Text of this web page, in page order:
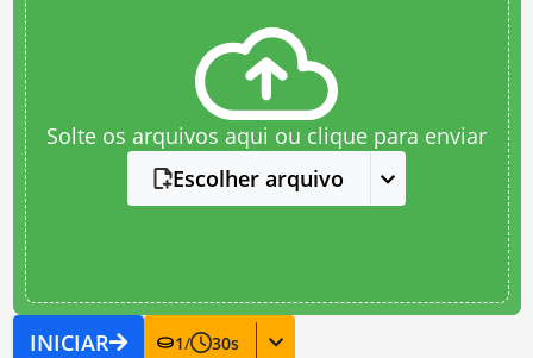
Solte os arquivos aqui ou clique para enviar
Escolher arquivo
INICIAR 1/ 30s